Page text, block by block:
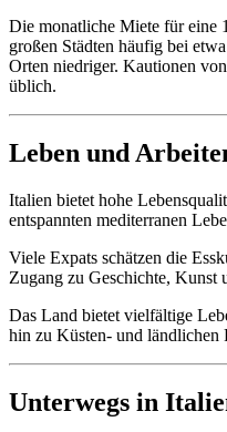
Die monatliche Miete für eine
großen Städten häufig bei
Orten niedriger. Kautionen
üblich.
Leben und
Italien bietet hohe
entspannten mediterranen
Viele Expats schätzen die
Zugang zu Geschichte, Kunst
Das Land bietet vielfältige
hin zu Küsten- und ländlichen
Unterwegs in